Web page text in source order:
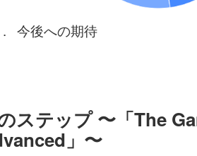
. 今後への期待
ステップ 〜「The
」〜